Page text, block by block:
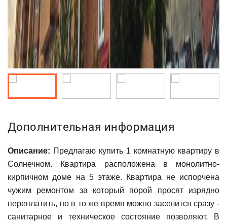
Дополнительная информация
Описание: Предлагаю купить 1 комнатную квартиру в
Солнечном. Квартира расположена в монолитно-
кирпичном доме на 5 этаже. Квартира не испорчена
чужим ремонтом за который порой просят изрядно
переплатить, но в то же время можно заселится сразу -
санитарное и техническое состояние позволяют. В